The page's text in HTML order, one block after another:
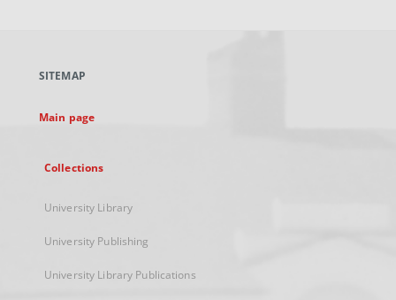
new
SITEMAP
Main page
Collections
University Library
University Publishing
University Library Publications